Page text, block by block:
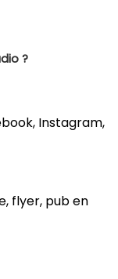
?
Instagram,
flyer, pub en